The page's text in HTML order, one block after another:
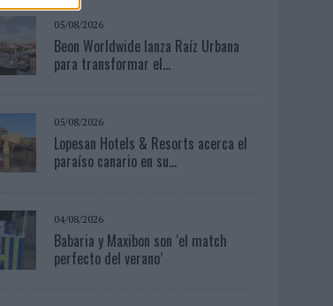
05/08/2026
Beon Worldwide lanza Raíz Urbana
para transformar el...
05/08/2026
Lopesan Hotels & Resorts acerca el
paraíso canario en su...
04/08/2026
Babaria y Maxibon son ‘el match
perfecto del verano’